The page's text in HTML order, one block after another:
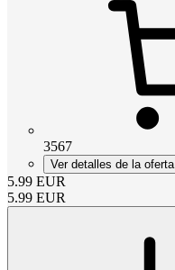
3567
Ver detalles de la oferta
5.99 EUR
5.99 EUR